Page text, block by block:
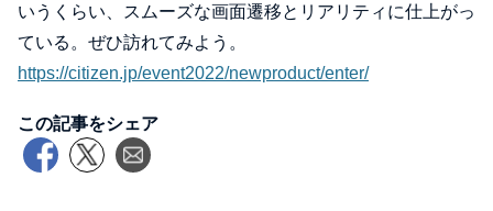
いうくらい、スムーズな画面遷移とリアリティに仕上がっ
ている。ぜひ訪れてみよう。
https://citizen.jp/event2022/newproduct/enter/
この記事をシェア